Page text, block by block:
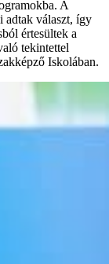
A
adtak választ, így
értesültek a
tekintettel
Iskolában.